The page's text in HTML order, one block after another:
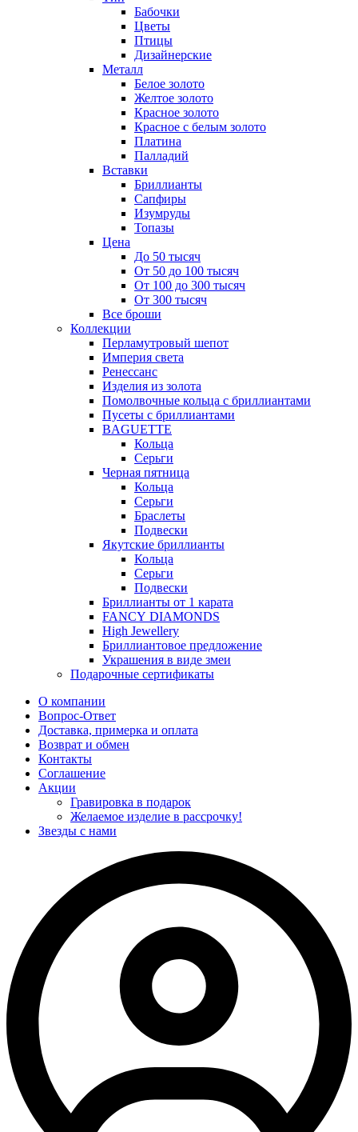
Бабочки
Цветы
Птицы
Дизайнерские
Металл
Белое золото
Желтое золото
Красное золото
Красное с белым золото
Платина
Палладий
Вставки
Бриллианты
Сапфиры
Изумруды
Топазы
Цена
До 50 тысяч
От 50 до 100 тысяч
От 100 до 300 тысяч
От 300 тысяч
Все броши
Коллекции
Перламутровый шепот
Империя света
Ренессанс
Изделия из золота
Помолвочные кольца с бриллиантами
Пусеты с бриллиантами
BAGUETTE
Кольца
Серьги
Черная пятница
Кольца
Серьги
Браслеты
Подвески
Якутские бриллианты
Кольца
Серьги
Подвески
Бриллианты от 1 карата
FANCY DIAMONDS
High Jewellery
Бриллиантовое предложение
Украшения в виде змеи
Подарочные сертификаты
О компании
Вопрос-Ответ
Доставка, примерка и оплата
Возврат и обмен
Контакты
Соглашение
Акции
Гравировка в подарок
Желаемое изделие в рассрочку!
Звезды с нами